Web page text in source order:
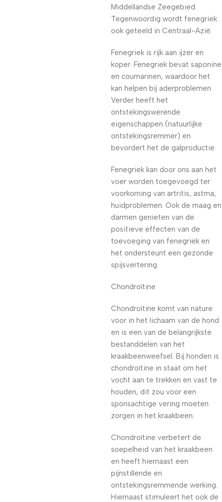
Middellandse Zeegebied.
Tegenwoordig wordt fenegriek
ook geteeld in Centraal-Azië.
Fenegriek is rijk aan ijzer en
koper. Fenegriek bevat saponine
en coumarinen, waardoor het
kan helpen bij aderproblemen.
Verder heeft het
ontstekingswerende
eigenschappen (natuurlijke
ontstekingsremmer) en
bevordert het de galproductie.
Fenegriek kan door ons aan het
voer worden toegevoegd ter
voorkoming van artritis, astma,
huidproblemen. Ook de maag en
darmen genieten van de
positieve effecten van de
toevoeging van fenegriek en
het ondersteunt een gezonde
spijsvertering.
Chondroïtine
Chondroïtine komt van nature
voor in het lichaam van de hond
en is een van de belangrijkste
bestanddelen van het
kraakbeenweefsel. Bij honden is
chondroïtine in staat om het
vocht aan te trekken en vast te
houden, dit zou voor een
sponsachtige vering moeten
zorgen in het kraakbeen.
Chondroïtine verbetert de
soepelheid van het kraakbeen
en heeft hiernaast een
pijnstillende en
ontstekingsremmende werking.
Hiernaast stimuleert het ook de